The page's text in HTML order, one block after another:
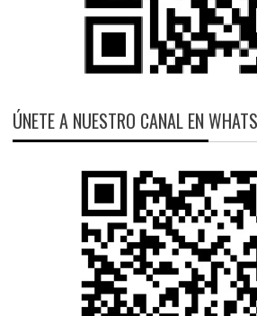
ÚNETE A NUESTRO CANAL EN